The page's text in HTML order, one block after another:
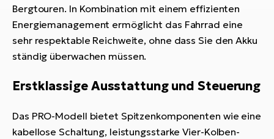
Bergtouren. In Kombination mit einem effizienten
Energiemanagement ermöglicht das Fahrrad eine
sehr respektable Reichweite, ohne dass Sie den Akku
ständig überwachen müssen.
Erstklassige Ausstattung und Steuerung
Das PRO-Modell bietet Spitzenkomponenten wie eine
kabellose Schaltung, leistungsstarke Vier-Kolben-